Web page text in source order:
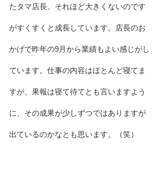
たタマ店長。それほど大きくないのです
がすくすくと成長しています。店長のお
かげで昨年の9月から業績もよい感じがし
ています。仕事の内容はほとんど寝てま
すが、果報は寝て待てとも言いますよう
に、その成果が少しずつではありますが
出ているのかなとも思います。（笑）